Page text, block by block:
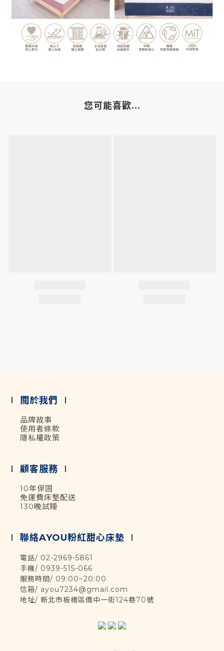
您可能喜歡...
∣ 關於我們 ∣
品牌故事
使用者條款
隱私權政策
∣ 顧客服務 ∣
10年保固
免運費床墊配送
130晚試睡
∣ 聯絡AYOU粉紅甜心床墊 ∣
電話/ 02-2969-5861
手機/ 0939-515-066
服務時間/ 09:00~20:00
信箱/ ayou7234@gmail.com
地址/ 新北市板橋區僑中一街124巷70號